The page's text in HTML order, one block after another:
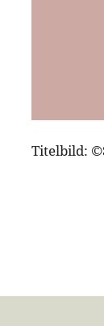
Titelbild: